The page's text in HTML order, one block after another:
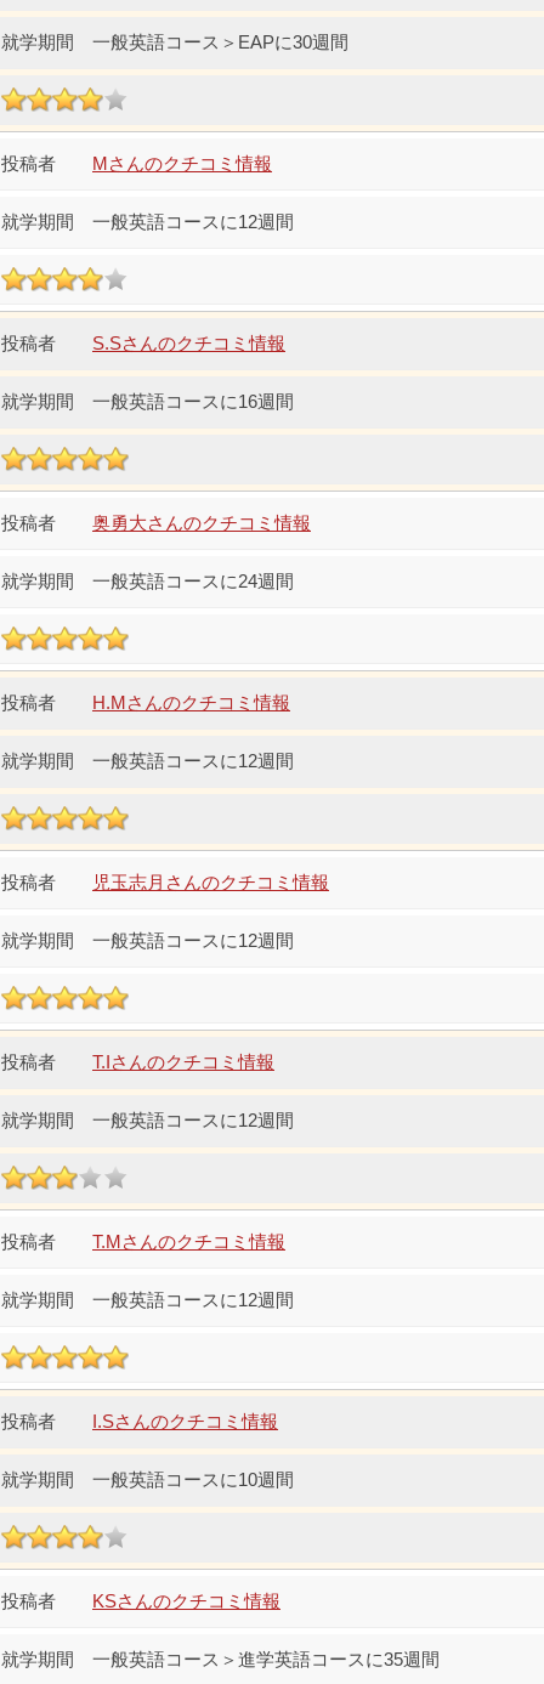
一般英語コース＞EAPに30週間
Mさんのクチコミ情報
一般英語コースに12週間
S.Sさんのクチコミ情報
一般英語コースに16週間
奥勇大さんのクチコミ情報
一般英語コースに24週間
H.Mさんのクチコミ情報
一般英語コースに12週間
児玉志月さんのクチコミ情報
一般英語コースに12週間
T.Iさんのクチコミ情報
一般英語コースに12週間
T.Mさんのクチコミ情報
一般英語コースに12週間
I.Sさんのクチコミ情報
一般英語コースに10週間
KSさんのクチコミ情報
一般英語コース＞進学英語コースに35週間